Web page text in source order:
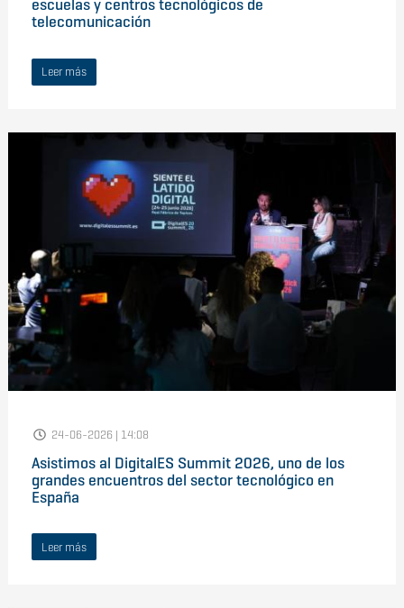
escuelas y centros tecnológicos de
telecomunicación
Leer más
24-06-2026 | 14:08
Asistimos al DigitalES Summit 2026, uno de los
grandes encuentros del sector tecnológico en
España
Leer más